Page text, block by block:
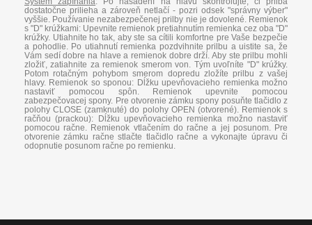
dostatočne prilieha a zároveň netlačí - pozri odsek "správny výber"
vyššie. Používanie nezabezpečenej prilby nie je dovolené. Remienok
s "D" krúžkami: Upevnite remienok pretiahnutím remienka cez oba "D"
krúžky. Utiahnite ho tak, aby ste sa cítili komfortne pre Vaše bezpečie
a pohodlie. Po utiahnutí remienka pozdvihnite prilbu a uistite sa, že
Vám sedí dobre na hlave a remienok dobre drží. Aby ste prilbu mohli
zložiť, zatiahnite za remienok smerom von. Tým uvoľníte "D" krúžky.
Potom rotačným pohybom smerom dopredu zložíte prilbu z vašej
hlavy. Remienok so sponou: Dĺžku upevňovacieho remienka možno
nastaviť pomocou spôn. Remienok upevnite pomocou
zabezpečovacej spony. Pre otvorenie zámku spony posuňte tlačidlo z
polohy CLOSE (zamknuté) do polohy OPEN (otvorené). Remienok s
račňou (prackou): Dĺžku upevňovacieho remienka možno nastaviť
pomocou račne. Remienok vtlačením do račne a jej posunom. Pre
otvorenie zámku račne stlačte tlačidlo račne a vykonajte úpravu či
odopnutie posunom račne po remienku.